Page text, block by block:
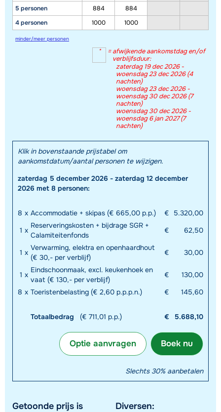
5 personen
4 personen
884
884
1000
1000
minder/meer personen
* =afwijkende aankomstdag en/of
verblijfsduur:
zaterdag 19 dec 2026 -
woensdag 23 dec 2026 (4
nachten)
woensdag 23 dec 2026 -
woensdag 30 dec 2026 (7
nachten)
woensdag 30 dec 2026 -
woensdag 6 jan 2027 (7
nachten)
Klik in bovenstaande prijstabel om
aankomstdatum/aantal personen te wijzigen.
zaterdag 5 december 2026 - zaterdag 12 december
2026 met 8 personen:
8 x Accommodatie + skipas (€ 665,00 p.p.) €
5.320,00
1 x
Reserveringskosten + bijdrage SGR +
Calamiteitenfonds
€ 62,50
1 x
Verwarming, elektra en openhaardhout
(€ 30,- per verblijf)
€ 30,00
1 x
Eindschoonmaak, excl. keukenhoek en
vaat (€ 130,- per verblijf)
€
130,00
8 x Toeristenbelasting (€ 2,60 p.p.p.n.) € 145,60
Totaalbedrag (€ 711,01 p.p.) € 5.688,10
Boek nu
Optie aanvragen
Slechts 30% aanbetalen
Getoonde prijs is
Diversen: